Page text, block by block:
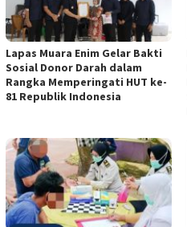
Lapas Muara Enim Gelar Bakti
Sosial Donor Darah dalam
Rangka Memperingati HUT ke-
81 Republik Indonesia